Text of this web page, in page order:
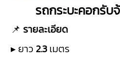
รถกระบะคอกรั
📌 รายละเอียด
▸ ยาว 2.3 เมตร